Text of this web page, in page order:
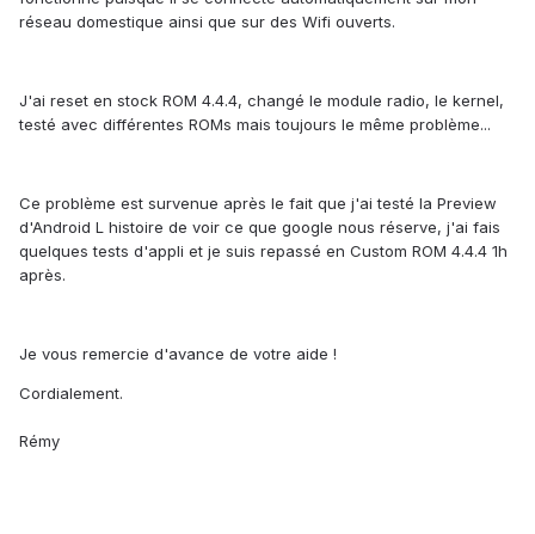
réseau domestique ainsi que sur des Wifi ouverts.
J'ai reset en stock ROM 4.4.4, changé le module radio, le kernel,
testé avec différentes ROMs mais toujours le même problème...
Ce problème est survenue après le fait que j'ai testé la Preview
d'Android L histoire de voir ce que google nous réserve, j'ai fais
quelques tests d'appli et je suis repassé en Custom ROM 4.4.4 1h
après.
Je vous remercie d'avance de votre aide !
Cordialement.
Rémy